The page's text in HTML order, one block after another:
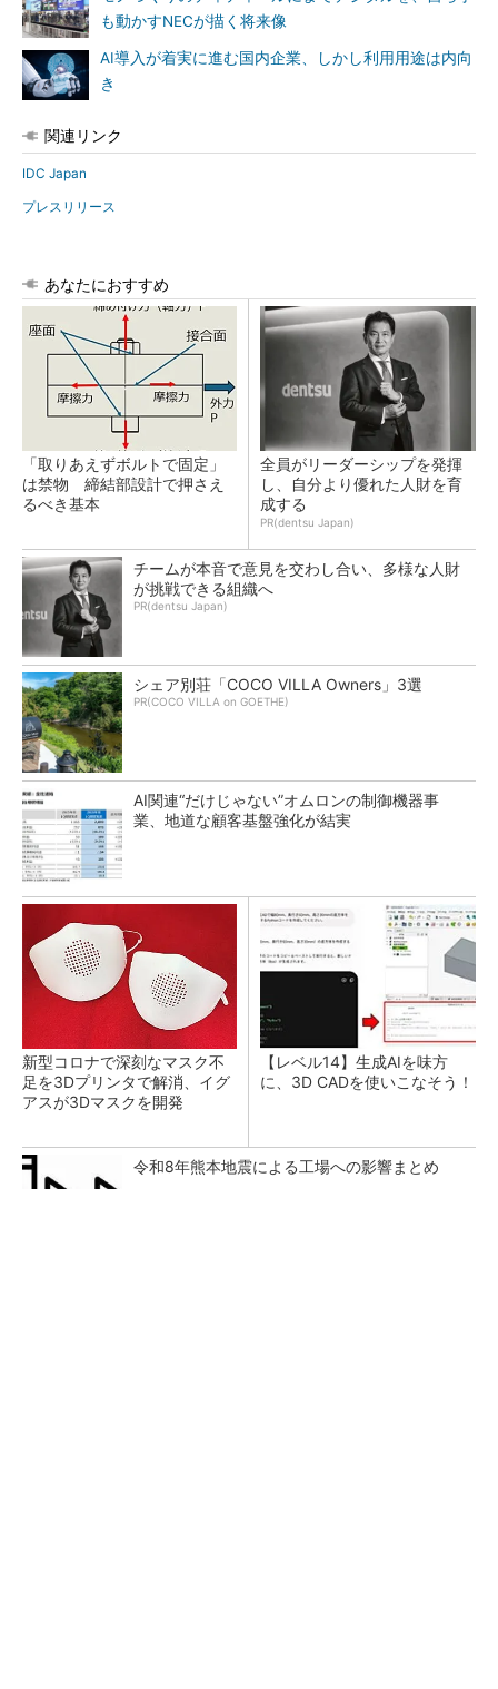
も動かすNECが描く将来像
AI導入が着実に進む国内企業、しかし利用用途は内向
き
関連リンク
IDC Japan
プレスリリース
あなたにおすすめ
「取りあえずボルトで固定」
は禁物 締結部設計で押さえ
るべき基本
全員がリーダーシップを発揮
し、自分より優れた人財を育
成する
PR(dentsu Japan)
チームが本音で意見を交わし合い、多様な人財
が挑戦できる組織へ
PR(dentsu Japan)
シェア別荘「COCO VILLA Owners」3選
PR(COCO VILLA on GOETHE)
AI関連“だけじゃない”オムロンの制御機器事
業、地道な顧客基盤強化が結実
新型コロナで深刻なマスク不
足を3Dプリンタで解消、イグ
アスが3Dマスクを開発
【レベル14】生成AIを味方
に、3D CADを使いこなそう！
令和8年熊本地震による工場への影響まとめ